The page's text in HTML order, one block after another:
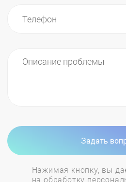
Задать
Нажимая кнопку, вы
на обработку